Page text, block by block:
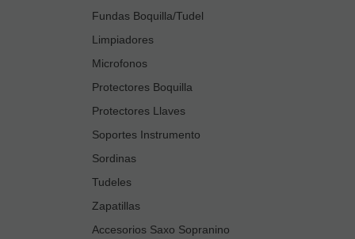
Fundas Boquilla/Tudel
Limpiadores
Microfonos
Protectores Boquilla
Protectores Llaves
Soportes Instrumento
Sordinas
Tudeles
Zapatillas
Accesorios Saxo Sopranino